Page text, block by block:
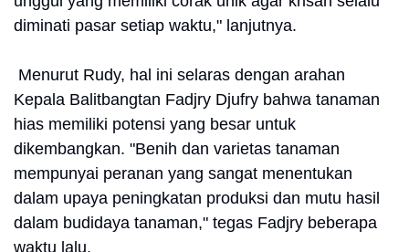
diminati pasar setiap waktu," lanjutnya.
Menurut Rudy, hal ini selaras dengan arahan
Kepala Balitbangtan Fadjry Djufry bahwa tanaman
hias memiliki potensi yang besar untuk
dikembangkan. "Benih dan varietas tanaman
mempunyai peranan yang sangat menentukan
dalam upaya peningkatan produksi dan mutu hasil
dalam budidaya tanaman," tegas Fadjry beberapa
waktu lalu.